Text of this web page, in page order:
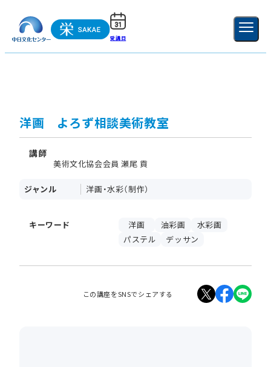
受講日 新規登録
洋画 よろず相談美術教室
講師
美術文化協会会員 瀬尾 貢
ジャンル 洋画・水彩（制作）
キーワード 洋画 油彩画
水彩画
パステル
デッサン
この講座をSNSでシェアする